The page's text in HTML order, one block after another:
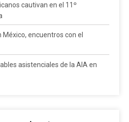
cautivan en el 11º
México, encuentros con el
asistenciales de la AIA en